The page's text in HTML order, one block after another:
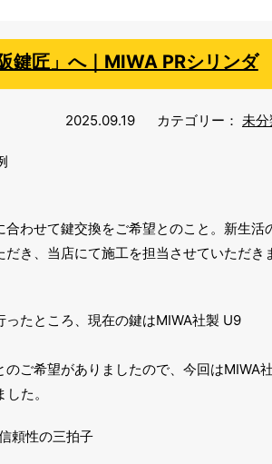
鍵匠」へ｜MIWA PRシリンダ
2025.09.19 カテゴリー： 未
わせて鍵交換をご希望とのこと。新生活
き、当店にて施工を担当させていただき
たところ、現在の鍵はMIWA社製 U9
ご希望がありましたので、今回はMIWA社
た。
頼性の三拍子